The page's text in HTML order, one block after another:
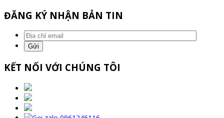
ĐĂNG KÝ NHẬN BẢN TIN
KẾT NỐI VỚI CHÚNG TÔI